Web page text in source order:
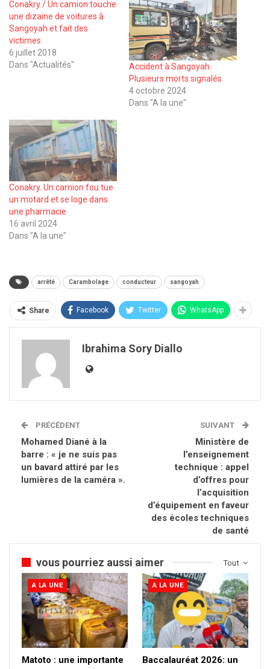
Conakry / Un camion touche
une dizaine de voitures à
Sangoyah et fait des
victimes
6 juillet 2018
Dans "Actualités"
Accident à Sangoyah.
Plusieurs morts signalés
4 octobre 2024
Dans "A la une"
Conakry. Un camion fou tue
un motard et se loge dans
une pharmacie
16 avril 2024
Dans "A la une"
arrêté Carambolage conducteur sangoyah
Share Facebook Twitter WhatsApp
Ibrahima Sory Diallo
PRÉCÉDENT
Mohamed Diané à la
barre : « je ne suis pas
un bavard attiré par les
lumières de la caméra ».
SUIVANT
Ministère de
l’enseignement
technique : appel
d’offres pour
l’acquisition
d’équipement en faveur
des écoles techniques
de santé
Tout
vous pourriez aussi aimer
A LA UNE
Matoto : une importante
A LA UNE
Baccalauréat 2026: un